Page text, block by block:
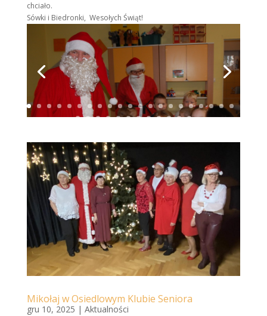
chciało.
Sówki i Biedronki, Wesołych Świąt!
Mikołaj w Osiedlowym Klubie Seniora
gru 10, 2025 | Aktualności